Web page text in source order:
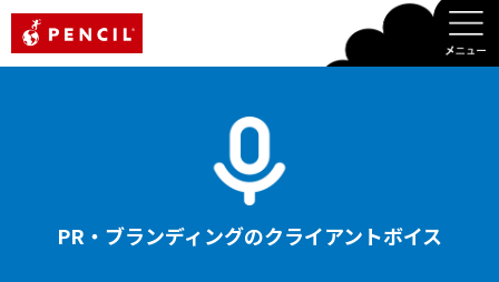
PR・ブランディングのクライアントボイス